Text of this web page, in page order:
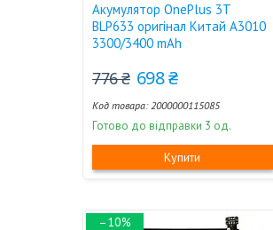
Акумулятор OnePlus 3T
BLP633 оригінал Китай A3010
3300/3400 mAh
776 ₴ 698 ₴
2000000115085
Готово до відправки 3 од.
Купити
–10%